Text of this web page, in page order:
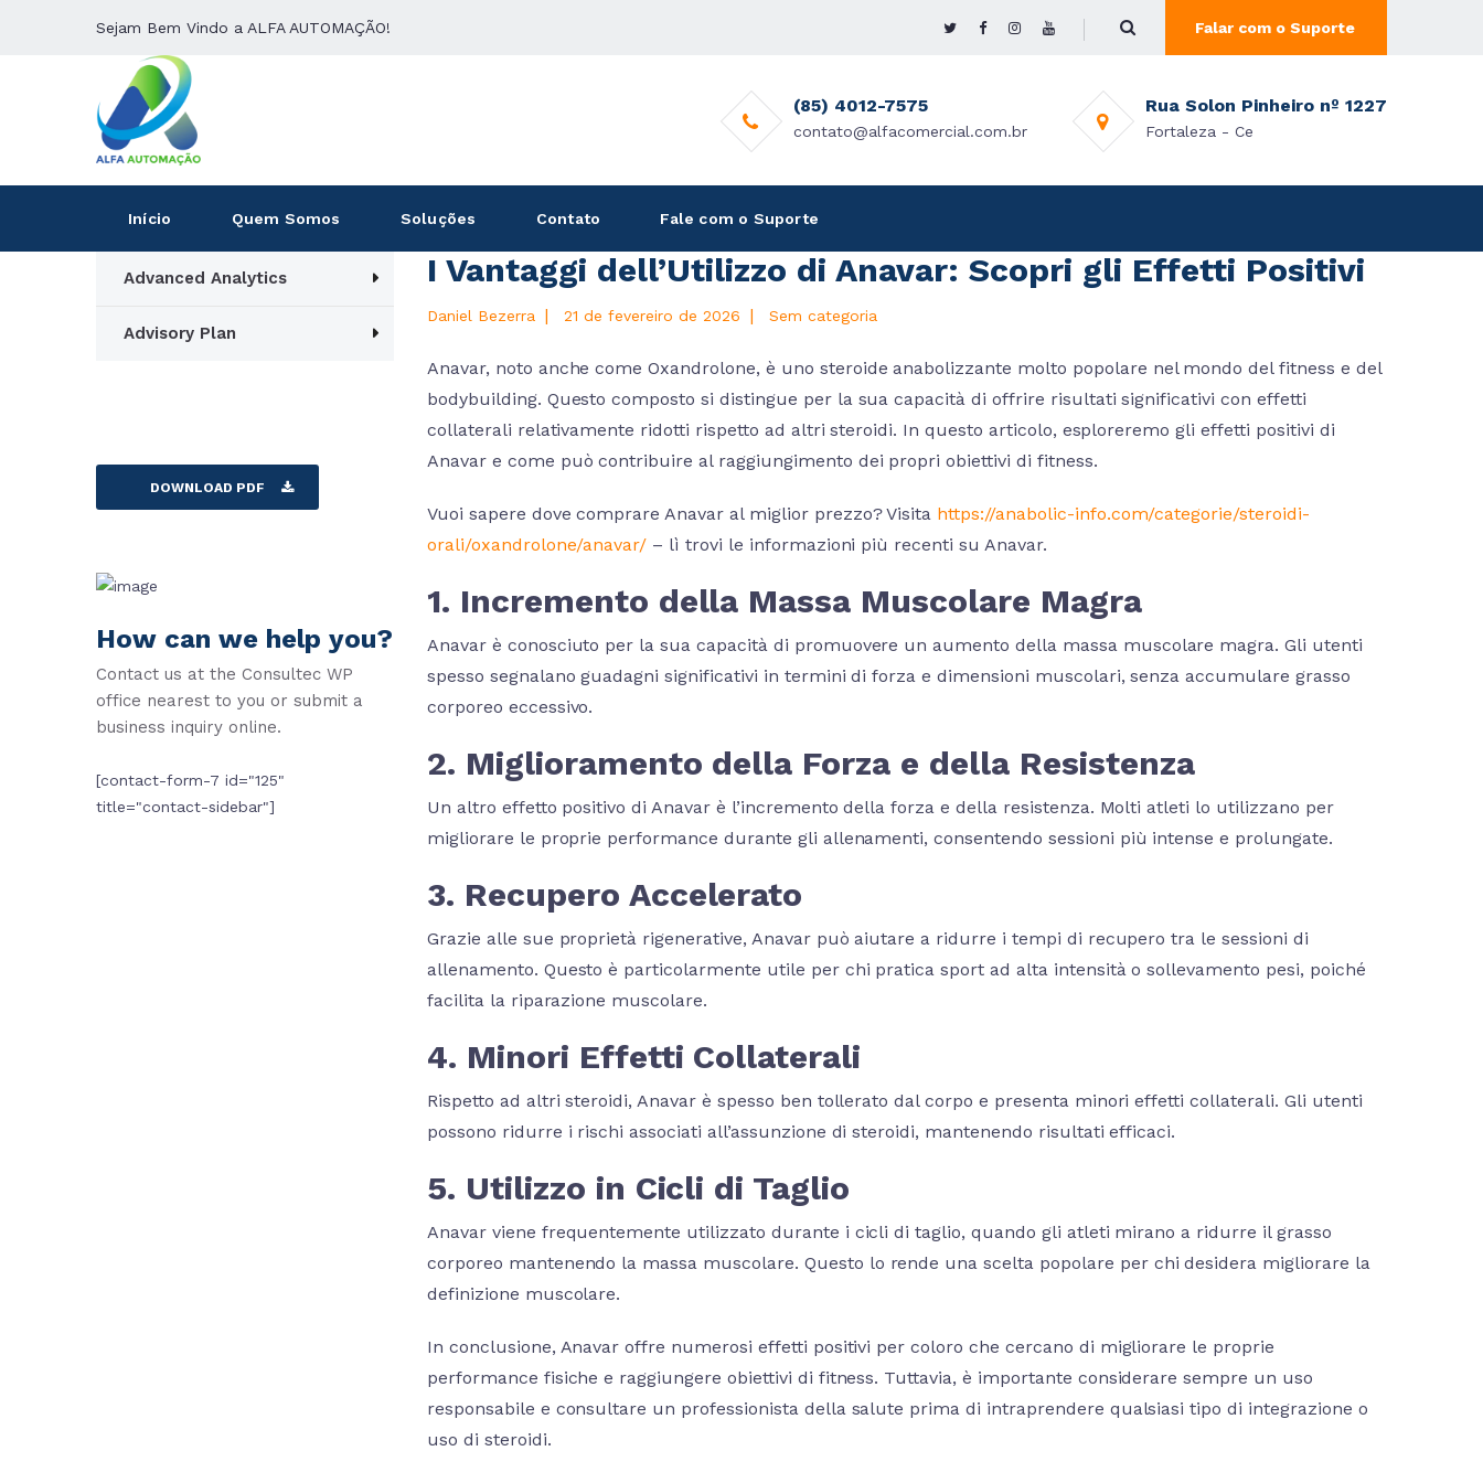
Sejam Bem Vindo a ALFA AUTOMAÇÃO! Falar com o Suporte
(85) 4012-7575
contato@alfacomercial.com.br
Rua Solon Pinheiro nº 1227
Fortaleza - Ce
Início Quem Somos Soluções Contato Fale com o Suporte
I Vantaggi dell’Utilizzo di Anavar: Scopri gli Effetti Positivi
Daniel Bezerra | 21 de fevereiro de 2026 | Sem categoria
Anavar, noto anche come Oxandrolone, è uno steroide anabolizzante molto popolare nel mondo del fitness e del
bodybuilding. Questo composto si distingue per la sua capacità di offrire risultati significativi con effetti
collaterali relativamente ridotti rispetto ad altri steroidi. In questo articolo, esploreremo gli effetti positivi di
Anavar e come può contribuire al raggiungimento dei propri obiettivi di fitness.
Vuoi sapere dove comprare Anavar al miglior prezzo? Visita https://anabolic-info.com/categorie/steroidi-
orali/oxandrolone/anavar/ – lì trovi le informazioni più recenti su Anavar.
1. Incremento della Massa Muscolare Magra
Anavar è conosciuto per la sua capacità di promuovere un aumento della massa muscolare magra. Gli utenti
spesso segnalano guadagni significativi in termini di forza e dimensioni muscolari, senza accumulare grasso
corporeo eccessivo.
2. Miglioramento della Forza e della Resistenza
Un altro effetto positivo di Anavar è l’incremento della forza e della resistenza. Molti atleti lo utilizzano per
migliorare le proprie performance durante gli allenamenti, consentendo sessioni più intense e prolungate.
3. Recupero Accelerato
Grazie alle sue proprietà rigenerative, Anavar può aiutare a ridurre i tempi di recupero tra le sessioni di
allenamento. Questo è particolarmente utile per chi pratica sport ad alta intensità o sollevamento pesi, poiché
facilita la riparazione muscolare.
4. Minori Effetti Collaterali
Rispetto ad altri steroidi, Anavar è spesso ben tollerato dal corpo e presenta minori effetti collaterali. Gli utenti
possono ridurre i rischi associati all’assunzione di steroidi, mantenendo risultati efficaci.
5. Utilizzo in Cicli di Taglio
Anavar viene frequentemente utilizzato durante i cicli di taglio, quando gli atleti mirano a ridurre il grasso
corporeo mantenendo la massa muscolare. Questo lo rende una scelta popolare per chi desidera migliorare la
definizione muscolare.
In conclusione, Anavar offre numerosi effetti positivi per coloro che cercano di migliorare le proprie
performance fisiche e raggiungere obiettivi di fitness. Tuttavia, è importante considerare sempre un uso
responsabile e consultare un professionista della salute prima di intraprendere qualsiasi tipo di integrazione o
uso di steroidi.
Advanced Analytics
Advisory Plan
DOWNLOAD PDF
How can we help you?
Contact us at the Consultec WP
office nearest to you or submit a
business inquiry online.
[contact-form-7 id="125"
title="contact-sidebar"]